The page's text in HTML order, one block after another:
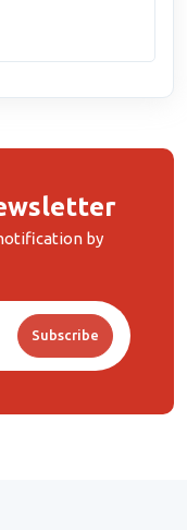
by
Subscribe